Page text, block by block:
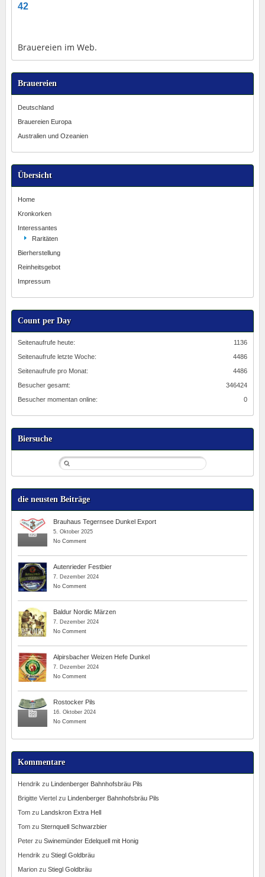
42
Brauereien im Web.
Brauereien
Deutschland
Brauereien Europa
Australien und Ozeanien
Übersicht
Home
Kronkorken
Interessantes
Raritäten
Bierherstellung
Reinheitsgebot
Impressum
Count per Day
1136
Seitenaufrufe heute:
4486
Seitenaufrufe letzte Woche:
4486
Seitenaufrufe pro Monat:
346424
Besucher gesamt:
0
Besucher momentan online:
Biersuche
die neusten Beiträge
Brauhaus Tegernsee Dunkel Export
5. Oktober 2025
No Comment
Autenrieder Festbier
7. Dezember 2024
No Comment
Baldur Nordic Märzen
7. Dezember 2024
No Comment
Alpirsbacher Weizen Hefe Dunkel
7. Dezember 2024
No Comment
Rostocker Pils
16. Oktober 2024
No Comment
Kommentare
Hendrik zu Lindenberger Bahnhofsbräu Pils
Brigitte Viertelzu Lindenberger Bahnhofsbräu Pils
Tomzu Landskron Extra Hell
Tomzu Sternquell Schwarzbier
Peterzu Swinemünder Edelquell mit Honig
Hendrik zu Stiegl Goldbräu
Marionzu Stiegl Goldbräu